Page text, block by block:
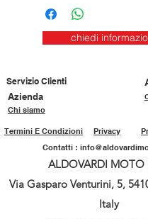
chiedi
Servizio Clienti
Azienda
Chi siamo
Privacy
Termini E Condizioni
Contatti :
ALDOVARDI MOTO
Via Gasparo Venturini, 5,
Italy